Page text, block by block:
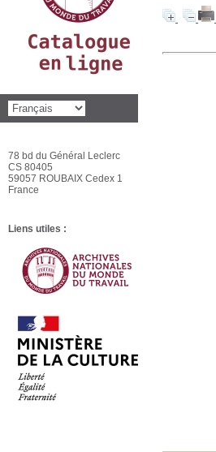
78 bd du Général Leclerc
CS 80405
59057 ROUBAIX Cedex 1
France
Liens utiles :